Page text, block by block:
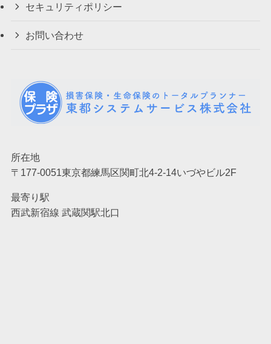
セキュリティポリシー
お問い合わせ
所在地
〒177-0051東京都練馬区関町北4-2-14いづやビル2F
最寄り駅
西武新宿線 武蔵関駅北口